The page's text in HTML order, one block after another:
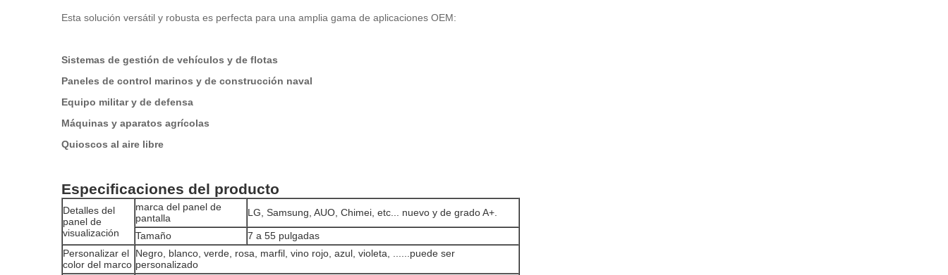
Esta solución versátil y robusta es perfecta para una amplia gama de aplicaciones OEM:
Sistemas de gestión de vehículos y de flotas
Paneles de control marinos y de construcción naval
Equipo militar y de defensa
Máquinas y aparatos agrícolas
Quioscos al aire libre
Especificaciones del producto
Detalles del
panel de
visualización
marca del panel de
pantalla
LG, Samsung, AUO, Chimei, etc... nuevo y de grado A+.
Tamaño
7 a 55 pulgadas
Personalizar el
color del marco
Negro, blanco, verde, rosa, marfil, vino rojo, azul, violeta, ......puede ser
personalizado